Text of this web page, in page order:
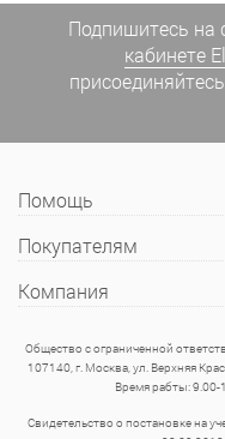
Подпишитесь на
кабинете
Помощь
Покупателям
Компания
Общество с ограниченной
107140, г. Москва, ул. Верхняя
Время рабты: 9.00-
Свидетельство о постановке на